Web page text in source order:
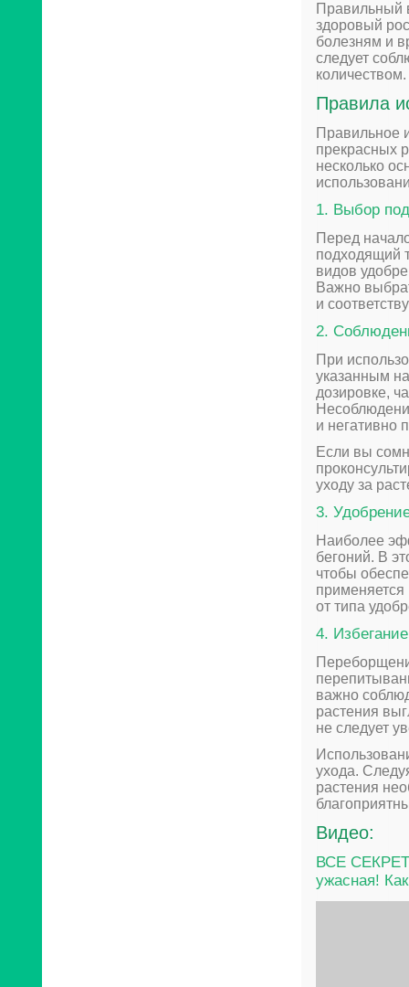
Правильный
здоровый
болезням и
следует
количеством.
Правила
Правильное
прекрасных
несколько
1. Выбор
Перед
подходящий
видов
Важно
и
2.
При
указанным
дозировке,
и негативно
Если вы
уходу за
3.
Наиболее
бегоний. В
чтобы
от типа
4.
важно
растения
не следует
ухода.
растения
Видео:
ВСЕ
ужасная!